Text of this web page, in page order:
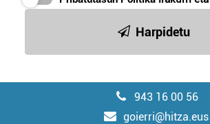
Harpidetu
943 16 00 56
goierri@hitza.eus